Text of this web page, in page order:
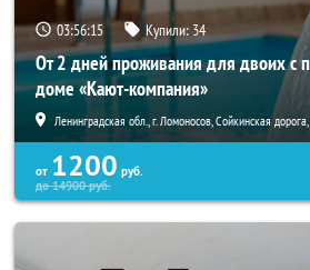
03:56:14 Купили: 34
От 2 дней проживания для двоих с
доме «Кают-компания»
Ленинградская обл., г. Ломоносов, Сойкинская
от 1200 руб.
до14900руб.